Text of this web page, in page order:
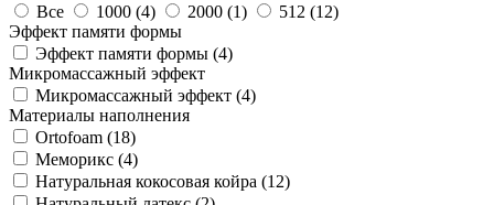
Все
1000 (4) 2000 (1) 512 (12)
Эффект памяти формы
Эффект памяти формы (4)
Микромассажный эффект
Микромассажный эффект (4)
Материалы наполнения
Ortofoam (18)
Меморикс (4)
Натуральная кокосовая койра (12)